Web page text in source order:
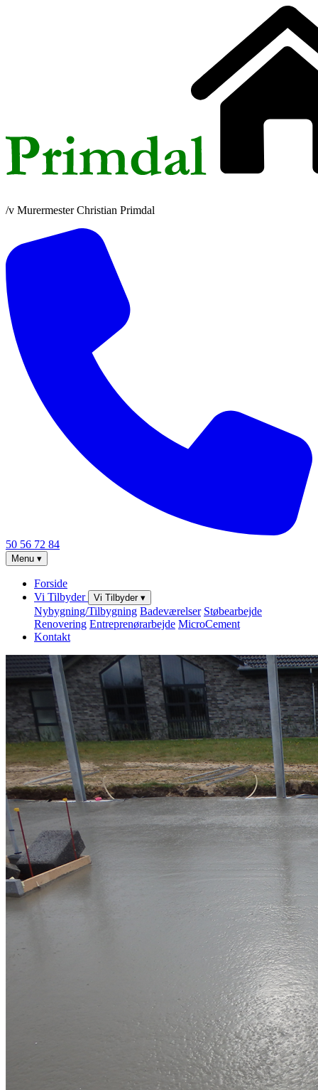
/v Murermester Christian Primdal
50 56 72 84
Menu ▾
Forside
Vi Tilbyder
Vi Tilbyder ▾
Nybygning/Tilbygning Badeværelser Støbearbejde
Renovering Entreprenørarbejde MicroCement
Kontakt